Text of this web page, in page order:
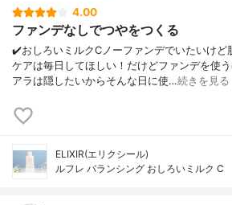
4.00
ファンデなしでつやをつくる
✔️おしろいミルクCノーファンデでいたいけど
ケアは毎日してほしい！だけどファンデを使
アラは隠したいからそんな日に使…続きを見る
ELIXIR(エリクシール)
ルフレ バランシング おしろいミルク C